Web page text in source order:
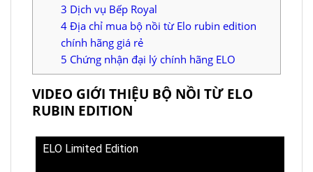
3 Dịch vụ Bếp Royal
4 Địa chỉ mua bộ nồi từ Elo rubin edition
chính hãng giá rẻ
5 Chứng nhận đại lý chính hãng ELO
VIDEO GIỚI THIỆU BỘ NỒI TỪ ELO
RUBIN EDITION
ELO Limited Edition